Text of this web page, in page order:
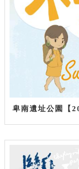
卑南遺址公園【